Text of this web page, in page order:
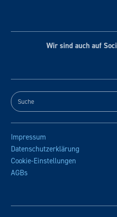
Wir sind auch auf
Impressum
Datenschutzerklärung
Cookie-Einstellungen
AGBs